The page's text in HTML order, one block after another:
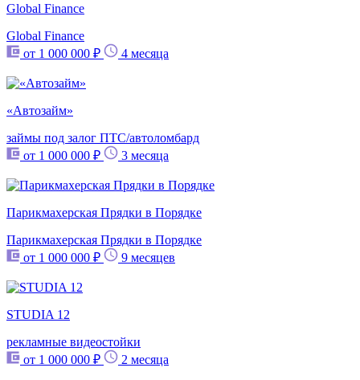
Global Finance
Global Finance
от 1 000 000 ₽
4 месяца
«Автозайм»
займы под залог ПТС/автоломбард
от 1 000 000 ₽
3 месяца
Парикмахерская Прядки в Порядке
Парикмахерская Прядки в Порядке
от 1 000 000 ₽
9 месяцев
STUDIA 12
рекламные видеостойки
от 1 000 000 ₽
2 месяца